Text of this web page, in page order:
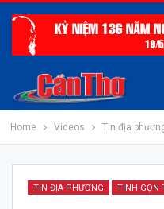
Home Videos Tin địa
TIN ĐỊA PHƯƠNG